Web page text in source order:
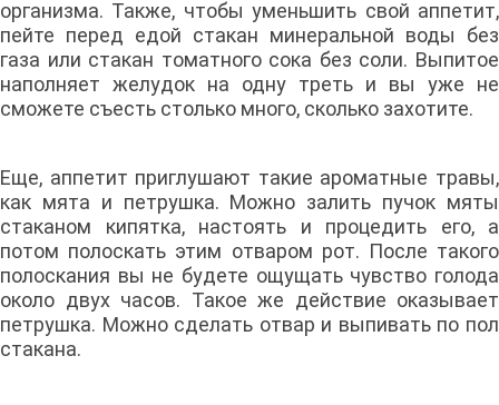
организма. Также, чтобы уменьшить свой аппетит,
пейте перед едой стакан минеральной воды без
газа или стакан томатного сока без соли. Выпитое
наполняет желудок на одну треть и вы уже не
сможете съесть столько много, сколько захотите.
Еще, аппетит приглушают такие ароматные травы,
как мята и петрушка. Можно залить пучок мяты
стаканом кипятка, настоять и процедить его, а
потом полоскать этим отваром рот. После такого
полоскания вы не будете ощущать чувство голода
около двух часов. Такое же действие оказывает
петрушка. Можно сделать отвар и выпивать по пол
стакана.